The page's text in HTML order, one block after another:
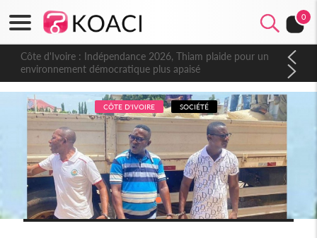
0
Côte d'Ivoire : Indépendance 2026, Thiam plaide pour un
environnement démocratique plus apaisé
CÔTE D'IVOIRE SOCIÉTÉ